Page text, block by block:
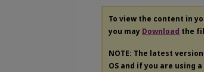
To view the content in
you may Download the
NOTE: The latest
OS and if you are using